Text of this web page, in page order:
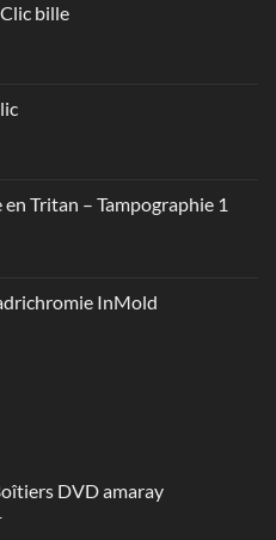
bille
Tritan – Tampographie 1
InMold
DVD amaray